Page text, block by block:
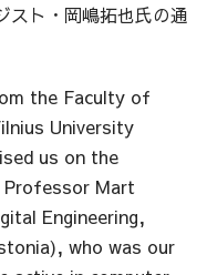
スト・岡嶋拓也氏の通
the Faculty of
University
us on the
Mart
Engineering,
who was our